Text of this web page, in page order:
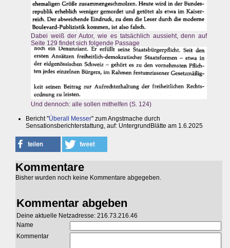
Dabei weiß der Autor, wie es tatsächlich aussieht, denn auf
Seite 129 findet sich folgende Passage
Und dennoch: alle sollen mithelfen (S. 124)
Bericht "Überall Messer" zum Angstmache durch
Sensationsberichterstattung, auf: UntergrundBlätte am 1.6.2025
Kommentare
Bisher wurden noch keine Kommentare abgegeben.
Kommentar abgeben
Deine aktuelle Netzadresse: 216.73.216.46
Name
Kommentar